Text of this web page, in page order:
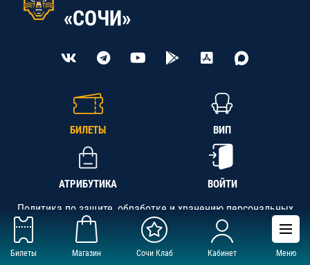
Билеты Магазин Сочи Клаб Кабинет Меню
«СОЧИ»
БИЛЕТЫ ВИП
АТРИБУТИКА ВОЙТИ
Политика по защите, обработке и хранению персональных
данных
АНО «СК «Кубань-Регион», ОГРН 1142300002349,